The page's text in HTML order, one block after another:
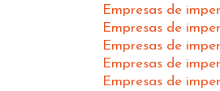
Empresas de
Empresas de
Empresas de
Empresas de
Empresas de